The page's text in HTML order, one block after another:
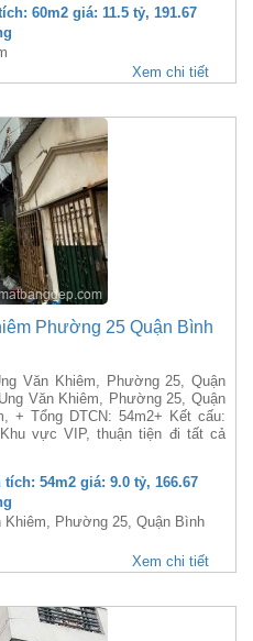
60m2 giá: 11.5 tỷ, 191.67
Xem chi tiết
Phường 25 Quận Bình
Văn Khiêm, Phường 25, Quận
Văn Khiêm, Phường 25, Quận
+ Tổng DTCN: 54m2+ Kết cấu:
vực VIP, thuận tiện đi tất cả
tích: 54m2 giá: 9.0 tỷ, 166.67
Phường 25, Quận Bình
Xem chi tiết